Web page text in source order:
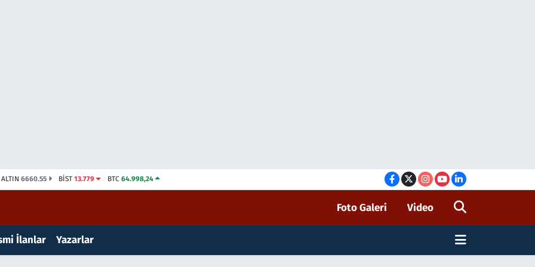
ALTIN 6660.55 BİST13.779 BTC 64.998,24
Foto Galeri Video
İlanlar Yazarlar